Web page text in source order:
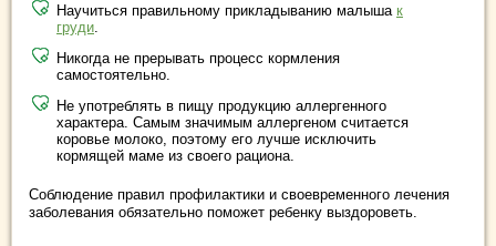
Научиться правильному прикладыванию малыша к
груди
Никогда не прерывать процесс кормления
самостоятельно.
Не употреблять в пищу продукцию аллергенного
характера. Самым значимым аллергеном считается
коровье молоко, поэтому его лучше исключить
кормящей маме из своего рациона.
Соблюдение правил профилактики и своевременного лечения
заболевания обязательно поможет ребенку выздороветь.